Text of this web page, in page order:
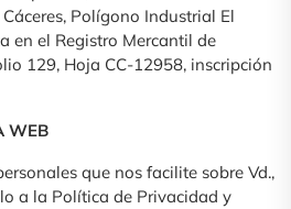
Polígono Industrial El
en el Registro Mercantil de
129, Hoja CC-12958, inscripción
WEB
que nos facilite sobre Vd.,
a la Política de Privacidad y